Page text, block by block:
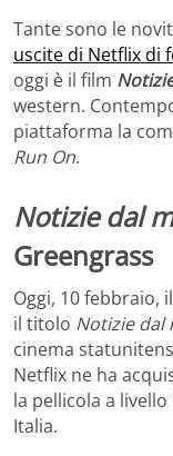
Tante sono le
uscite di Netflix di
oggi è il film
western.
piattaforma la
Run On.
Notizie dal
Greengrass
Oggi, 10 febbraio,
il titolo Notizie dal
cinema
Netflix ne ha
la pellicola a
Italia.